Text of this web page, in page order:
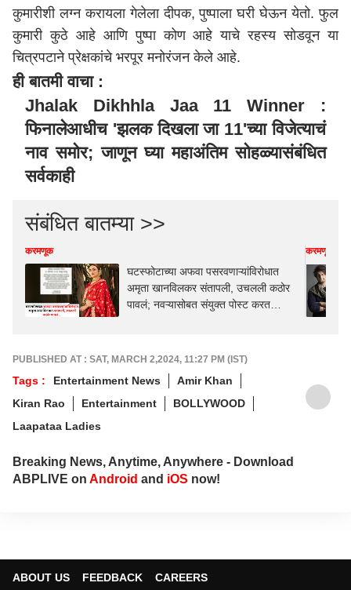
कुमारीशी लग्न करायला गेलेला दीपक, पुष्पाला घरी घेऊन येतो. फुल
कुमारी कुठे आहे आणि पुष्पा कोण आहे याचे रहस्य सोडवून या
चित्रपटाने प्रेक्षकांचे भरपूर मनोरंजन केले आहे.
ही बातमी वाचा :
Jhalak Dikhhla Jaa 11 Winner :
फिनालेआधीच 'झलक दिखला जा 11'च्या विजेत्याचं
नाव समोर; जाणून घ्या महाअंतिम सोहळ्यासंबंधित
सर्वकाही
संबंधित बातम्या >>
करमणूक
घटस्फोटाच्या अफवा पसरवणाऱ्यांविरोधात
अमृता खानविलकर संतापली, उचलली कठोर
पावलं; नवऱ्यासोबत संयुक्त पोस्ट करत
करमणूक
PUBLISHED AT : SAT, MARCH 2,2024, 11:27 PM (IST)
Tags : Entertainment News
Amir Khan
Kiran Rao
Entertainment
BOLLYWOOD
Laapataa Ladies
Breaking News, Anytime, Anywhere - Download
ABPLIVE on Android and iOS now!
ABOUT US FEEDBACK CAREERS